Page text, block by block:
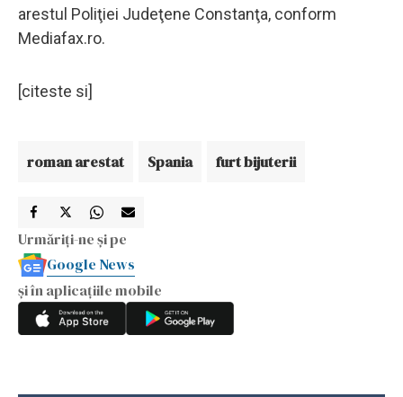
arestul Poliţiei Judeţene Constanţa, conform
Mediafax.ro.
[citeste si]
roman arestat Spania furt bijuterii
Urmăriți-ne și pe
Google News
și în aplicațiile mobile